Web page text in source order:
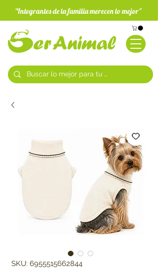
"Integrantes de la familia merecen lo mejor"
SKU: 6955515662844